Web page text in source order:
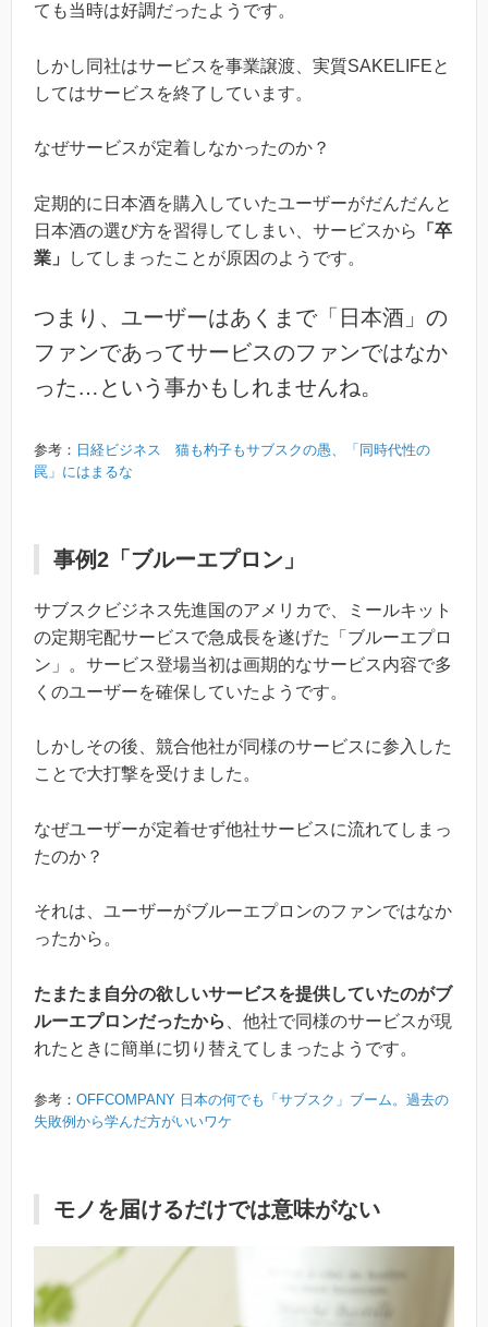
ても当時は好調だったようです。
しかし同社はサービスを事業譲渡、実質SAKELIFEと
してはサービスを終了しています。
なぜサービスが定着しなかったのか？
定期的に日本酒を購入していたユーザーがだんだんと
日本酒の選び方を習得してしまい、サービスから
「卒
業」
してしまったことが原因のようです。
つまり、ユーザーはあくまで「日本酒」の
ファンであってサービスのファンではなか
った…という事かもしれませんね。
参考： 日経ビジネス 猫も杓子もサブスクの愚、「同時代性の
罠」にはまるな
事例2「ブルーエプロン」
サブスクビジネス先進国のアメリカで、ミールキット
の定期宅配サービスで急成長を遂げた「ブルーエプロ
ン」。サービス登場当初は画期的なサービス内容で多
くのユーザーを確保していたようです。
しかしその後、競合他社が同様のサービスに参入した
ことで大打撃を受けました。
なぜユーザーが定着せず他社サービスに流れてしまっ
たのか？
それは、ユーザーがブルーエプロンのファンではなか
ったから。
たまたま自分の欲しいサービスを提供していたのがブ
ルーエプロンだったから
、他社で同様のサービスが現
れたときに簡単に切り替えてしまったようです。
参考： OFFCOMPANY 日本の何でも「サブスク」ブーム。過去の
失敗例から学んだ方がいいワケ
モノを届けるだけでは意味がない